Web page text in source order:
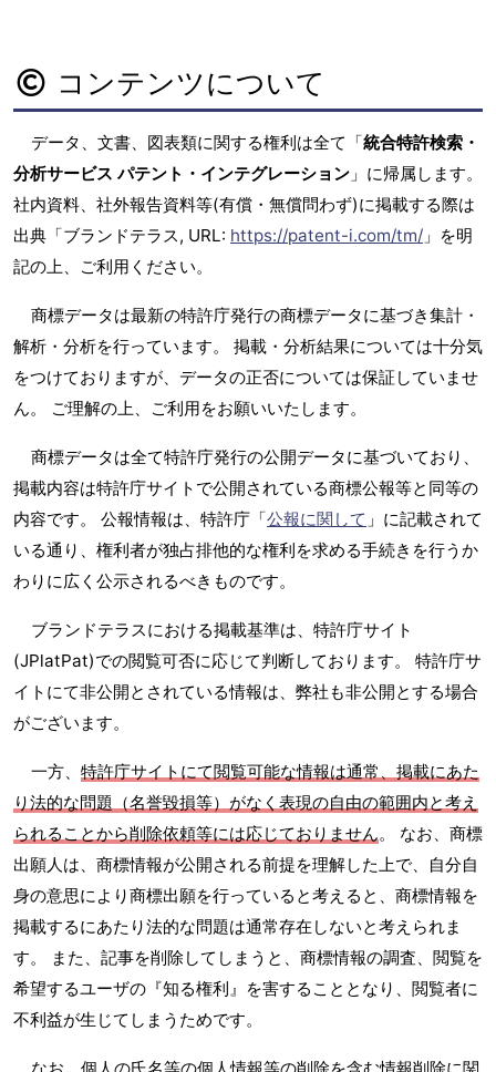
コンテンツについて
データ、文書、図表類に関する権利は全て「統合特許検索・
分析サービス パテント・インテグレーション 」に帰属します。
社内資料、社外報告資料等(有償・無償問わず)に掲載する際は
出典「ブランドテラス, URL: https://patent-i.com/tm/ 」を明
記の上、ご利用ください。
商標データは最新の特許庁発行の商標データに基づき集計・
解析・分析を行っています。 掲載・分析結果については十分気
をつけておりますが、データの正否については保証していませ
ん。 ご理解の上、ご利用をお願いいたします。
商標データは全て特許庁発行の公開データに基づいており、
掲載内容は特許庁サイトで公開されている商標公報等と同等の
内容です。 公報情報は、特許庁「公報に関して 」に記載されて
いる通り、権利者が独占排他的な権利を求める手続きを行うか
わりに広く公示されるべきものです。
ブランドテラスにおける掲載基準は、特許庁サイト
(JPlatPat)での閲覧可否に応じて判断しております。 特許庁サ
イトにて非公開とされている情報は、弊社も非公開とする場合
がございます。
一方、 特許庁サイトにて閲覧可能な情報は通常、掲載にあた
り法的な問題（名誉毀損等）がなく表現の自由の範囲内と考え
られることから削除依頼等には応じておりません。 なお、商標
出願人は、商標情報が公開される前提を理解した上で、自分自
身の意思により商標出願を行っていると考えると、商標情報を
掲載するにあたり法的な問題は通常存在しないと考えられま
す。 また、記事を削除してしまうと、商標情報の調査、閲覧を
希望するユーザの『知る権利』を害することとなり、閲覧者に
不利益が生じてしまうためです。